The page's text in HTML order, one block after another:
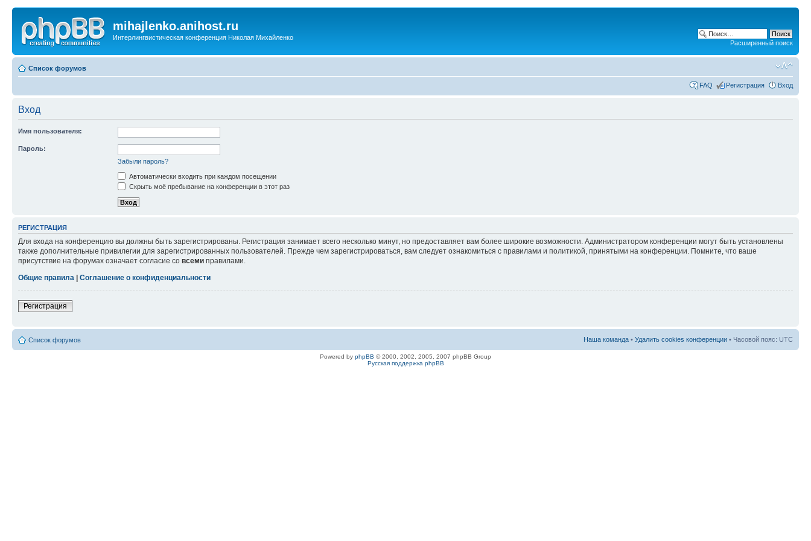
mihajlenko.anihost.ru
Интерлингвистическая конференция Николая Михайленко
Расширенный поиск
Список форумов
FAQ Регистрация Вход
Вход
Имя пользователя:
Пароль:
Забыли пароль?
Автоматически входить при каждом посещении
Скрыть моё пребывание на конференции в этот раз
РЕГИСТРАЦИЯ
Для входа на конференцию вы должны быть зарегистрированы. Регистрация занимает всего несколько минут, но предоставляет вам более широкие возможности. Администратором конференции могут быть установлены
также дополнительные привилегии для зарегистрированных пользователей. Прежде чем зарегистрироваться, вам следует ознакомиться с правилами и политикой, принятыми на конференции. Помните, что ваше
присутствие на форумах означает согласие со всеми правилами.
Общие правила
Соглашение о конфиденциальности
Регистрация
Список форумов Наша команда • Удалить cookies конференции • Часовой пояс: UTC
Powered by phpBB © 2000, 2002, 2005, 2007 phpBB Group
Русская поддержка phpBB